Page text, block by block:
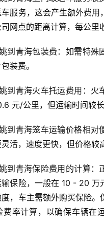
服务，这会产生额外费用
网点的距离计算，每公里
到青海包装费：如需特殊
装费。
到青海火车托运费用：火
元/公里，但运输时间较长
到青海笼车运输价格相对
活，速度更快，但价格较
到青海保险费用的计算：
保险，一般在 10 - 20 万
，车主需额外购买保险。
费率计算，以确保车辆在